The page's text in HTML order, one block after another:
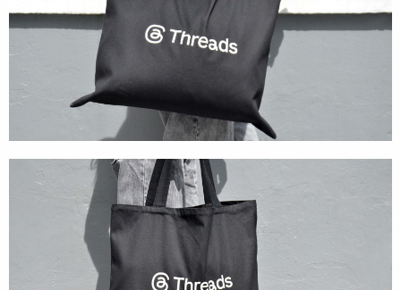
Sacolas
Prontos para vestir
Carteiras
Tecnologia